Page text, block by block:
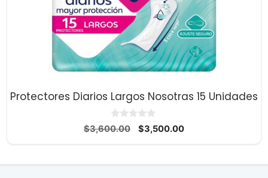
Protectores Diarios Largos Nosotras 15 Unidades
0
d
$3,600.00
El
era:
$3,500.00El
es: